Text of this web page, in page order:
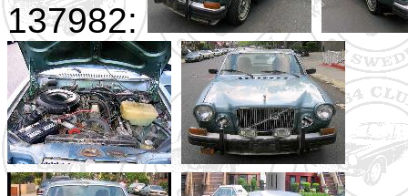
137982: